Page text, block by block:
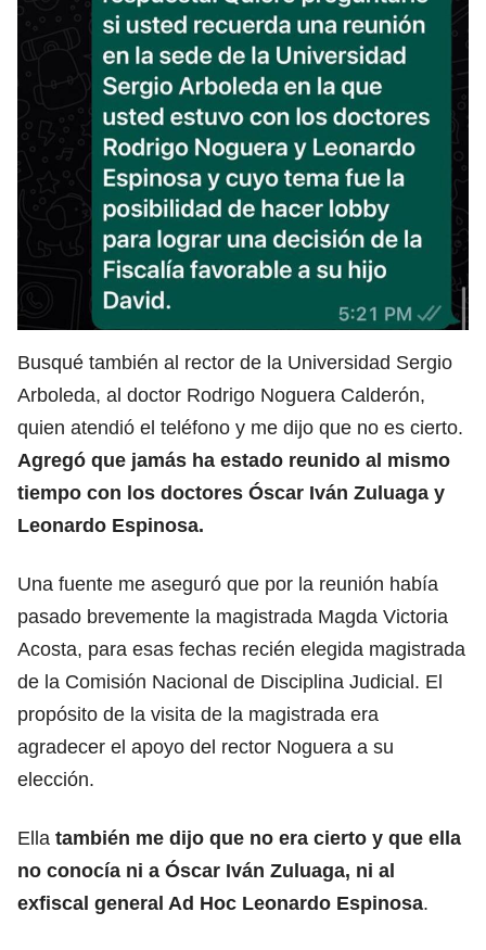
Busqué también al rector de la Universidad Sergio
Arboleda, al doctor Rodrigo Noguera Calderón,
quien atendió el teléfono y me dijo que no es cierto.
Agregó que jamás ha estado reunido al mismo
tiempo con los doctores Óscar Iván Zuluaga y
Leonardo Espinosa.
Una fuente me aseguró que por la reunión había
pasado brevemente la magistrada Magda Victoria
Acosta, para esas fechas recién elegida magistrada
de la Comisión Nacional de Disciplina Judicial. El
propósito de la visita de la magistrada era
agradecer el apoyo del rector Noguera a su
elección.
Ella también me dijo que no era cierto y que ella
no conocía ni a Óscar Iván Zuluaga, ni al
exfiscal general Ad Hoc Leonardo Espinosa.